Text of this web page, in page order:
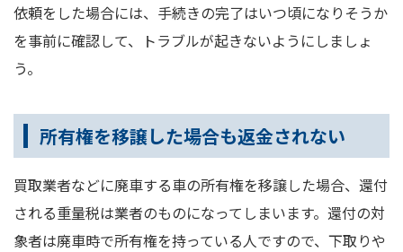
依頼をした場合には、手続きの完了はいつ頃になりそうか
を事前に確認して、トラブルが起きないようにしましょ
う。
所有権を移譲した場合も返金されない
買取業者などに廃車する車の所有権を移譲した場合、還付
される重量税は業者のものになってしまいます。還付の対
象者は廃車時で所有権を持っている人ですので、下取りや